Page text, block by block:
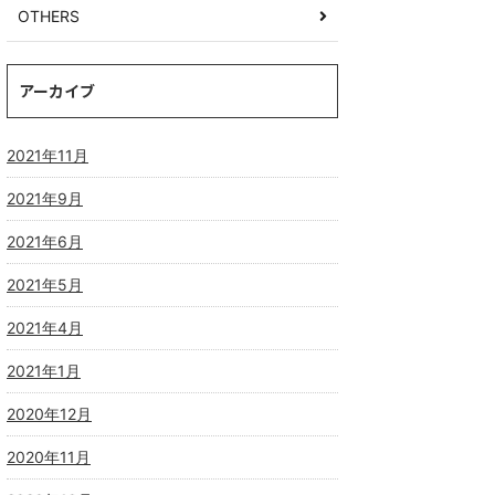
OTHERS
アーカイブ
2021年11月
2021年9月
2021年6月
2021年5月
2021年4月
2021年1月
2020年12月
2020年11月